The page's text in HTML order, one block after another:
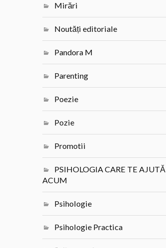
Mirări
Noutăți editoriale
Pandora M
Parenting
Poezie
Pozie
Promotii
PSIHOLOGIA CARE TE AJUTĂ
ACUM
Psihologie
Psihologie Practica